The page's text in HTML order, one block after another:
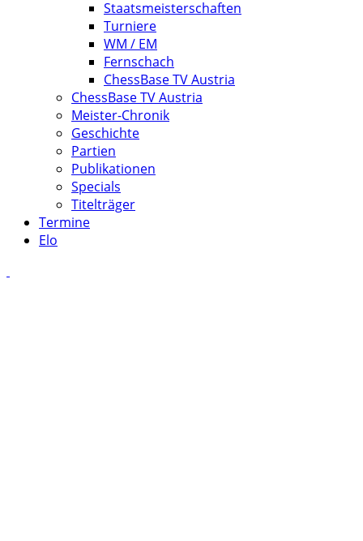
Staatsmeisterschaften
Turniere
WM / EM
Fernschach
ChessBase TV Austria
ChessBase TV Austria
Meister-Chronik
Geschichte
Partien
Publikationen
Specials
Titelträger
Termine
Elo